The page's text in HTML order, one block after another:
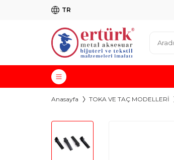
TR
Anasayfa TOKA VE TAÇ MODELLERİ